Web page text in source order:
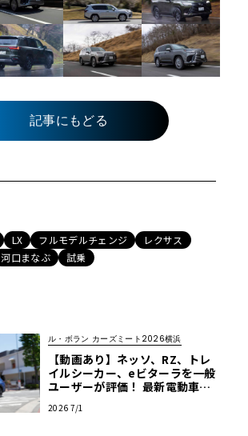
記事にもどる
LX フルモデルチェンジ
レクサス
河口まなぶ 試乗
ル・ボラン カーズミート2026横浜
【動画あり】ネッソ、RZ、トレ
イルシーカー、eビターラを一般
ユーザーが評価！ 最新電動車体
ーズミート2026横浜】
2026 7/1